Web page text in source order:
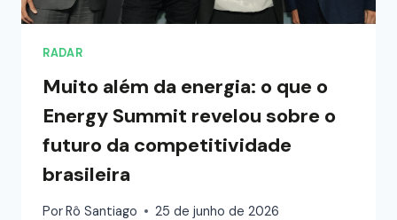
RADAR
Muito além da energia: o que o
Energy Summit revelou sobre o
futuro da competitividade
brasileira
PorRô Santiago 25 de junho de 2026